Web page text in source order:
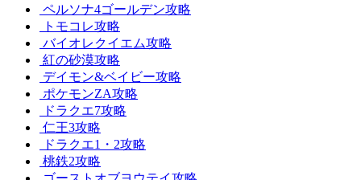
ペルソナ4ゴールデン攻略
トモコレ攻略
バイオレクイエム攻略
紅の砂漠攻略
デイモン&ベイビー攻略
ポケモンZA攻略
ドラクエ7攻略
仁王3攻略
ドラクエ1・2攻略
桃鉄2攻略